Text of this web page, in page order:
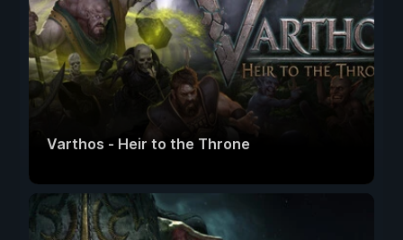
Varthos - Heir to the Throne